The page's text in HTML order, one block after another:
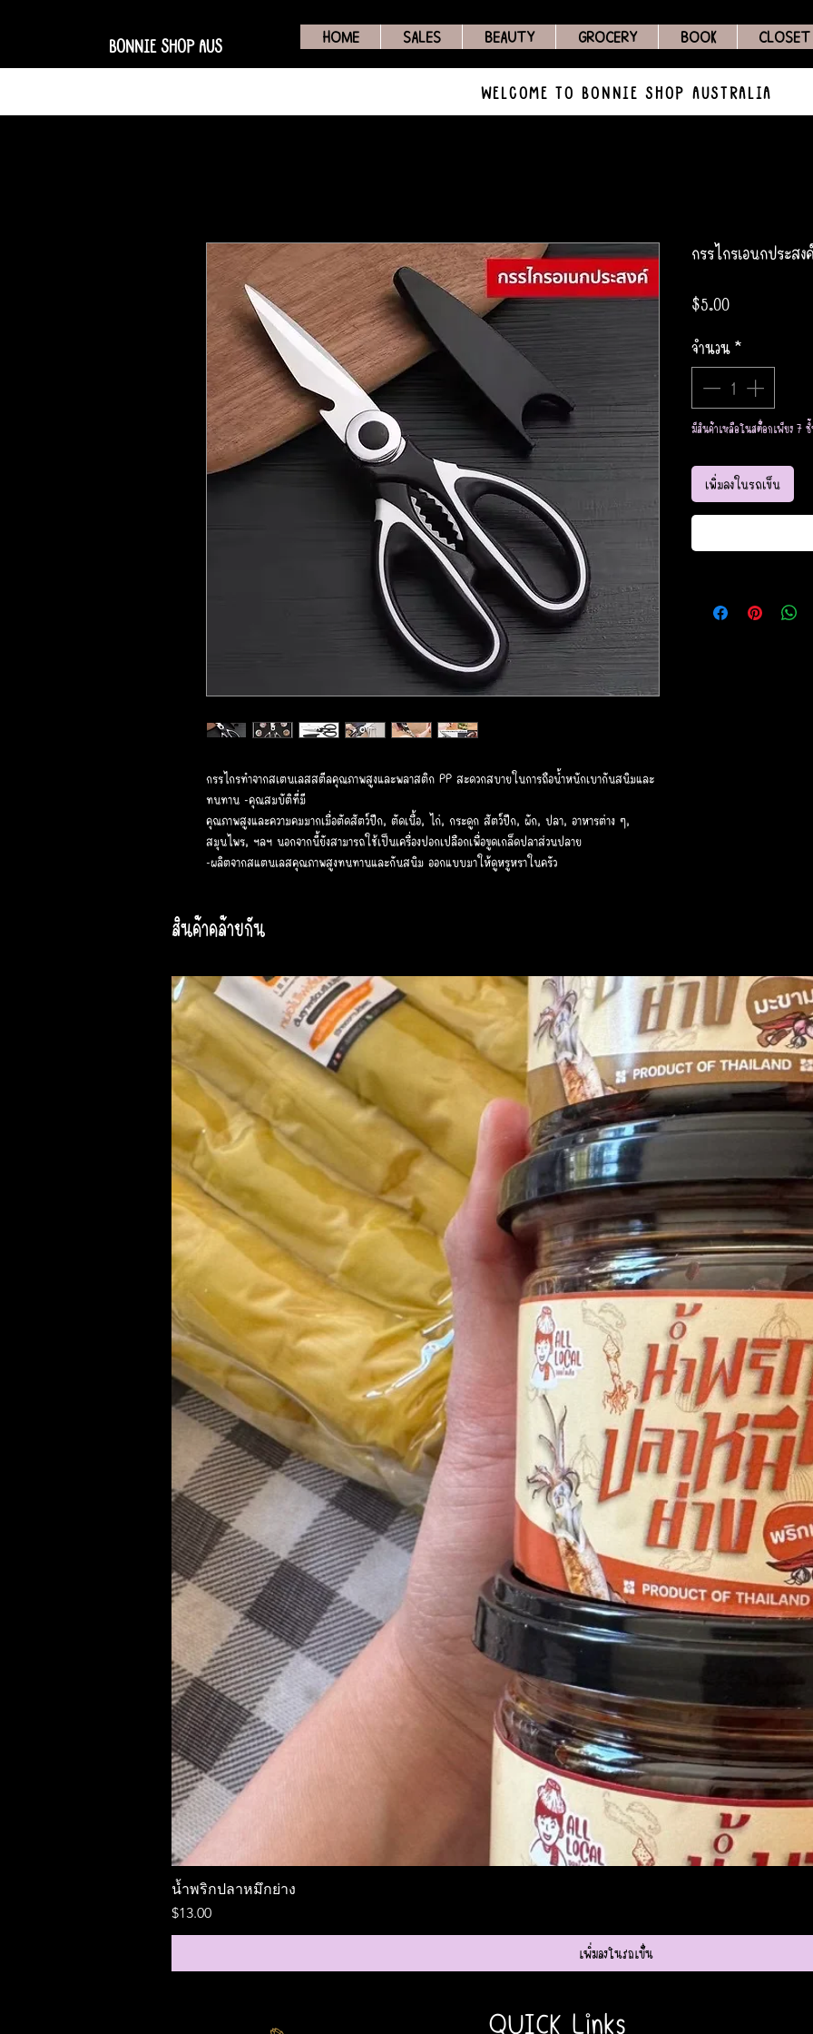
BONNIE SHOP AUS HOME SALES BEAUTY GROCERY BOOK CLOSET
WELCOME TO BONNIE SHOP AUSTRALIA
กรรไกรทำจากสเตนเลสสตีลคุณภาพสูงและพลาสติก PP สะดวกสบายในการถือน้ำหนักเบากันสนิมและ
ทนทาน -คุณสมบัติที่มี
คุณภาพสูงและความคมมากเมื่อตัดสัตว์ปีก, ตัดเนื้อ, ไก่, กระดูก สัตว์ปีก, ผัก, ปลา, อาหารต่าง ๆ,
สมุนไพร, ฯลฯ นอกจากนี้ยังสามารถใช้เป็นเครื่องปอกเปลือกเพื่อขูดเกล็ดปลาส่วนปลาย
-ผลิตจากสแตนเลสคุณภาพสูงทนทานและกันสนิม ออกแบบมาให้ดูหรูหราในครัว
กรรไกรเอนกประสง
$5.00ราคา
จำนวน*
มีสินค้าเหลือในสต็อกเพียง 7
เพิ่มลงในรถเข็น
สินค้าคล้ายกัน
น้ำพริกปลาหมึกย่าง
ราคา
$13.00
เพิ่มลงในรถเข็น
QUICK Links